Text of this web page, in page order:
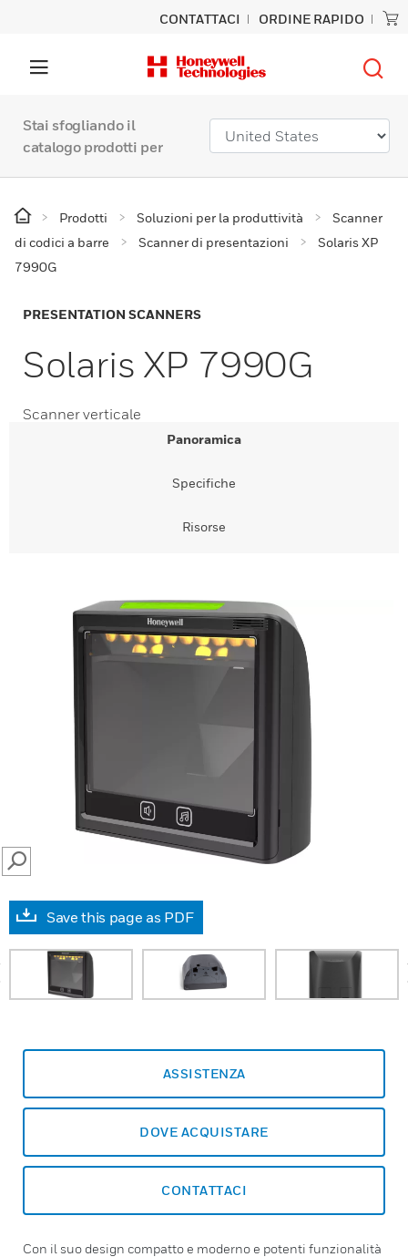
CONTATTACI ORDINE RAPIDO
Stai sfogliando il
catalogo prodotti per
Prodotti Soluzioni per la produttività
Scanner
di codici a barre
Scanner di presentazioni
Solaris XP
7990G
PRESENTATION SCANNERS
Solaris XP 7990G
Scanner verticale
Panoramica
Specifiche
Risorse
SEARCH
Save this page as PDF
ASSISTENZA
DOVE ACQUISTARE
CONTATTACI
Con il suo design compatto e moderno e potenti funzionalità